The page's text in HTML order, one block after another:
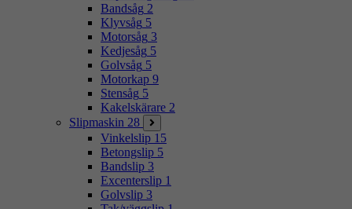
Bandsåg 2
Klyvsåg 5
Motorsåg 3
Kedjesåg 5
Golvsåg 5
Motorkap 9
Stensåg 5
Kakelskärare 2
Slipmaskin 28
Vinkelslip 15
Betongslip 5
Bandslip 3
Excenterslip 1
Golvslip 3